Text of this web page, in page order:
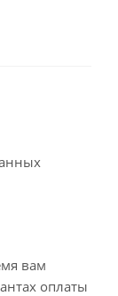
вам
оплаты